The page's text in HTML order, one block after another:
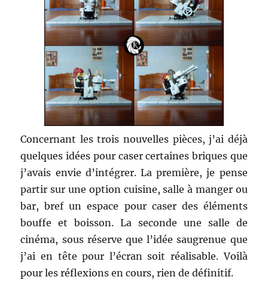
Concernant les trois nouvelles pièces, j’ai déjà
quelques idées pour caser certaines briques que
j’avais envie d’intégrer. La première, je pense
partir sur une option cuisine, salle à manger ou
bar, bref un espace pour caser des éléments
bouffe et boisson. La seconde une salle de
cinéma, sous réserve que l’idée saugrenue que
j’ai en tête pour l’écran soit réalisable. Voilà
pour les réflexions en cours, rien de définitif.